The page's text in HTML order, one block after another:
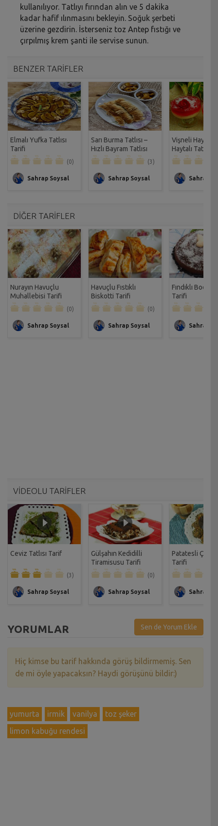
kullanılıyor. Tatlıyı fırından alın ve 5 dakika
kadar hafif ılınmasını bekleyin. Soğuk şerbeti
üzerine gezdirin. İsterseniz toz Antep fıstığı ve
çırpılmış krem şanti ile servise sunun.
BENZER TARİFLER
Elmalı Yufka Tatlısı
Tarifi
(0)
Sahrap Soysal
Sarı Burma Tatlısı –
Hızlı Bayram Tatlısı
Tarifi
(3)
Sahrap Soysal
Vişneli
Haytalı Tatlısı
Sahrap
DİĞER TARİFLER
Nurayın Havuçlu
Muhallebisi Tarifi
(0)
Sahrap Soysal
Havuçlu Fıstıklı
Biskotti Tarifi
(0)
Sahrap Soysal
Fındıklı
Tarifi
Sahrap
VİDEOLU TARİFLER
Ceviz Tatlısı Tarif
(3)
Sahrap Soysal
Gülşahın Kedidilli
Tiramisusu Tarifi
(0)
Sahrap Soysal
Patatesli Çıtır
Tarifi
Sahrap
YORUMLAR Sen de Yorum Ekle
Hiç kimse bu tarif hakkında görüş bildirmemiş. Sen
de mi öyle yapacaksın? Haydi görüşünü bildir:)
yumurta irmik vanilya
toz şeker
limon kabuğu rendesi